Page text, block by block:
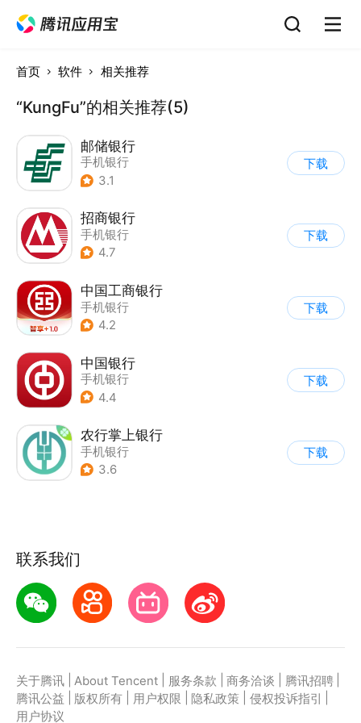
首页 软件 相关推荐
“KungFu”的相关推荐(5)
邮储银行
手机银行
3.1
下载
招商银行
手机银行
4.7
下载
中国工商银行
手机银行
4.2
下载
中国银行
手机银行
4.4
下载
农行掌上银行
手机银行
3.6
下载
联系我们
关于腾讯 About Tencent 服务条款 商务洽谈 腾讯招聘
腾讯公益
版权所有 用户权限 隐私政策 侵权投诉指引
用户协议